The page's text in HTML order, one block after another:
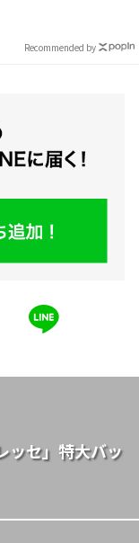
Recommended by
セ」特大バッ